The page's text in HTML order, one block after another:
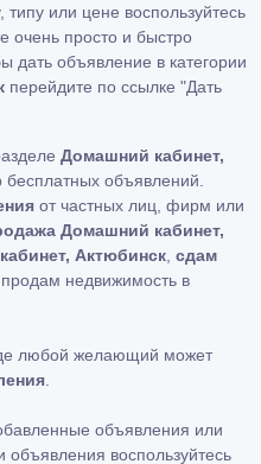
или цене воспользуйтесь
очень просто и быстро
дать объявление в категории
перейдите по ссылке "Дать
Домашний кабинет,
объявлений.
от частных лиц, фирм или
Домашний кабинет,
Актюбинск сдам
, продам недвижимость в
любой желающий может
объявления или
воспользуйтесь